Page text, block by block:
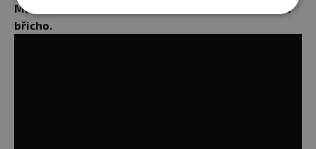
Můžeš cvičit třeba i doma. Mrkni na 10 min video na
břicho.